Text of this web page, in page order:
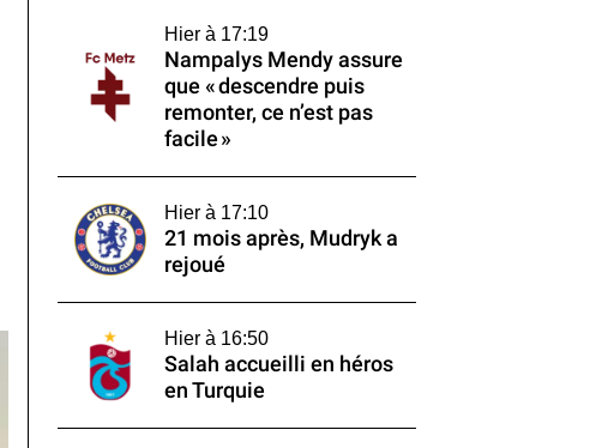
Hier à 17:19
Nampalys Mendy assure
que « descendre puis
remonter, ce n’est pas
facile »
Hier à 17:10
21 mois après, Mudryk a
rejoué
Hier à 16:50
Salah accueilli en héros
en Turquie